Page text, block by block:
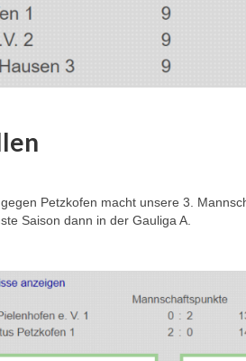
Petzkofen macht unsere 3.
Saison dann in der Gauliga A.